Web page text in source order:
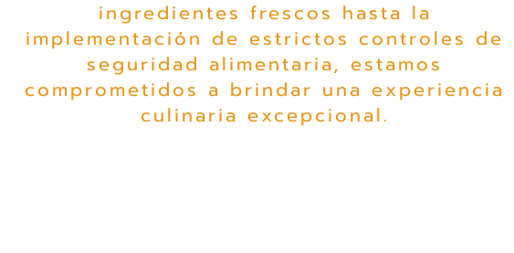
ingredientes frescos hasta la
implementación de estrictos controles de
seguridad alimentaria, estamos
comprometidos a brindar una experiencia
culinaria excepcional.